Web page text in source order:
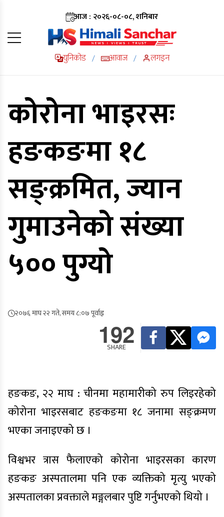
आज : २०२६-०८-०८, शनिबार
युनिकोड / आवाज / लगइन
कोरोना भाइरसः
हङकङमा १८
सङ्क्रमित, ज्यान
गुमाउनेको संख्या
५०० पुग्यो
२०७६ माघ २२ गते, समय ८:०७ पूर्वाह्न
192
SHARE
हङकङ, २२ माघ : चीनमा महामारीको रुप लिइरहेको
कोरोना भाइरसबाट हङकङमा १८ जनामा सङ्क्रमण
भएका जनाइएको छ ।
विश्वभर त्रास फैलाएको कोरोना भाइरसका कारण
हङकङ अस्पतालमा पनि एक व्यक्तिको मृत्यु भएको
अस्पतालका प्रवक्ताले मङ्गलबार पुष्टि गर्नुभएको थियो ।